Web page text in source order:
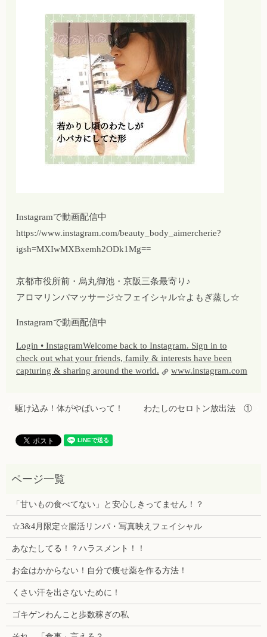
Instagramで動画配信中
https://www.instagram.com/beauty_body_aimercherie?
igsh=MXIwMXBxemh2ODk1Mg==
京都市役所前・烏丸御池・京阪三条最寄り♪
アロマリンパマッサージ☆フェイシャル☆よもぎ蒸し☆
Instagramで動画配信中
Login • InstagramWelcome back to Instagram. Sign in to
check out what your friends, family & interests have been
capturing & sharing around the world.
www.instagram.com
駆け込み！体がやばいって！ わたしのセロトン放出法 ①
「甘いもの食べてない」と安心しきってません！？
☆3&4月限定☆腸活リンパ・写真映えフェイシャル
あなたしてる！？ハラスメント！！
お金はかからない！自分で痩せ薬を作る方法！
くさい汗を出さないために！
ゴキゲンわんこと歩数稼ぎの私